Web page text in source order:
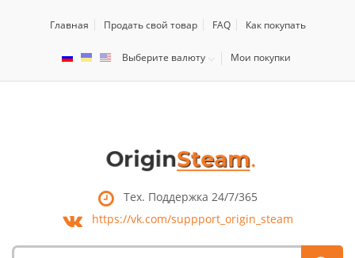
Главная Продать свой товар FAQ Как покупать
Выберите валюту Мои покупки
Тех. Поддержка 24/7/365
https://vk.com/suppport_origin_steam